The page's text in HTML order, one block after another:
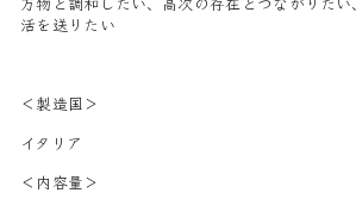
活を送りたい
＜製造国＞
イタリア
＜内容量＞